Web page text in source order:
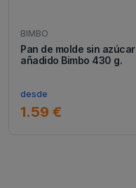
BIMBO
Pan de molde sin azúcar
añadido Bimbo 430 g.
desde
1.59 €